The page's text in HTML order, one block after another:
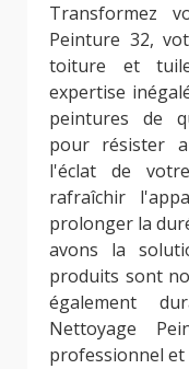
Transformez
Peinture 32,
toiture et
expertise
peintures de
pour résister
l'éclat de
rafraîchir
prolonger la
avons la
produits sont
également
Nettoyage
professionnel et